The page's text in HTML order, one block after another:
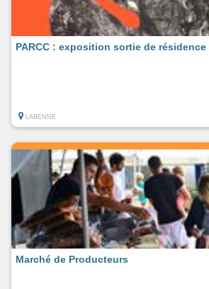
PARCC : exposition sortie de
LABENNE
Marché de Producteurs